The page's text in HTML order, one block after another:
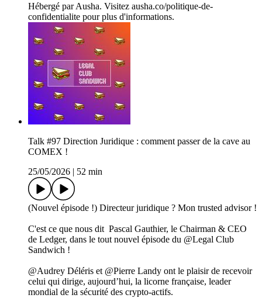
Hébergé par Ausha. Visitez ausha.co/politique-de-
confidentialite pour plus d'informations.
Talk #97 Direction Juridique : comment passer de la cave au
COMEX !
25/05/2026
52 min
(Nouvel épisode !) Directeur juridique ? Mon trusted advisor !
C'est ce que nous dit Pascal Gauthier, le Chairman & CEO
de Ledger, dans le tout nouvel épisode du @Legal Club
Sandwich !
@Audrey Déléris et @Pierre Landy ont le plaisir de recevoir
celui qui dirige, aujourd’hui, la licorne française, leader
mondial de la sécurité des crypto-actifs.